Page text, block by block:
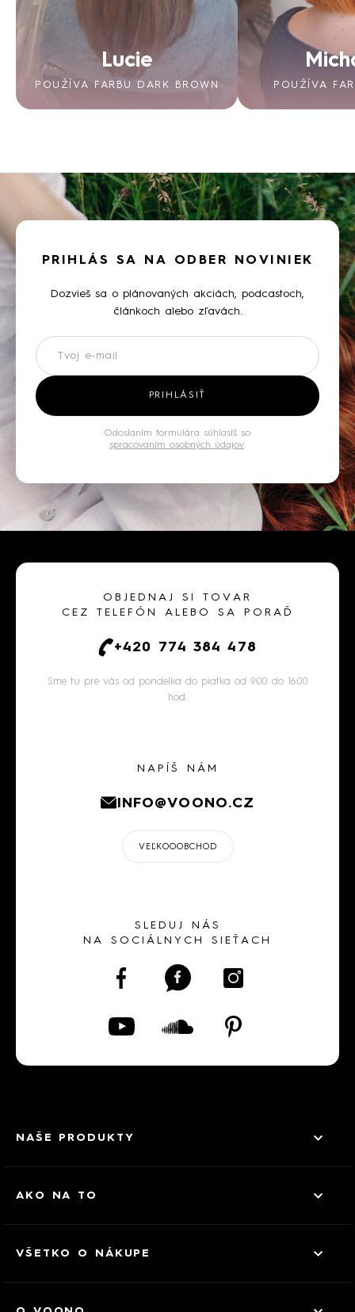
Lucie
POUŽÍVA FARBU DARK BROWN POUŽÍVA
PRIHLÁS SA NA ODBER NOVINIEK
Dozvieš sa o plánovaných akciách, podcastoch,
článkoch alebo zľavách.
Newsletter
PRIHLÁSIŤ
Odoslaním formulára súhlasíš so
spracovaním osobných údajov.
OBJEDNAJ SI TOVAR
CEZ TELEFÓN ALEBO SA PORAĎ
+420 774 384 478
Sme tu pre vás od pondelka do piatka od 9:00 do 16:00
hod.
NAPÍŠ NÁM
INFO@VOONO.CZ
VEĽKOOOBCHOD
SLEDUJ NÁS
NA SOCIÁLNYCH SIEŤACH
NAŠE PRODUKTY
AKO NA TO
VŠETKO O NÁKUPE